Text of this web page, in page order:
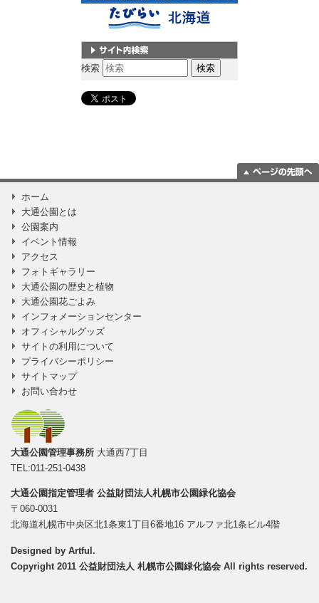
サイト内検索
検索
ホーム
大通公園とは
公園案内
イベント情報
アクセス
フォトギャラリー
大通公園の歴史と植物
大通公園花ごよみ
インフォメーションセンター
オフィシャルグッズ
サイトの利用について
プライバシーポリシー
サイトマップ
お問い合わせ
大通公園管理事務所 大通西7丁目
TEL:011-251-0438
大通公園指定管理者 公益財団法人札幌市公園緑化協会
〒060-0031
北海道札幌市中央区北1条東1丁目6番地16 アルファ北1条ビル4階
Designed by Artful .
Copyright 2011 公益財団法人 札幌市公園緑化協会 All rights reserved.